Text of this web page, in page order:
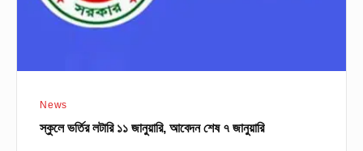
News
স্কুলে ভর্তির লটারি ১১ জানুয়ারি, আবেদন শেষ ৭ জানুয়ারি